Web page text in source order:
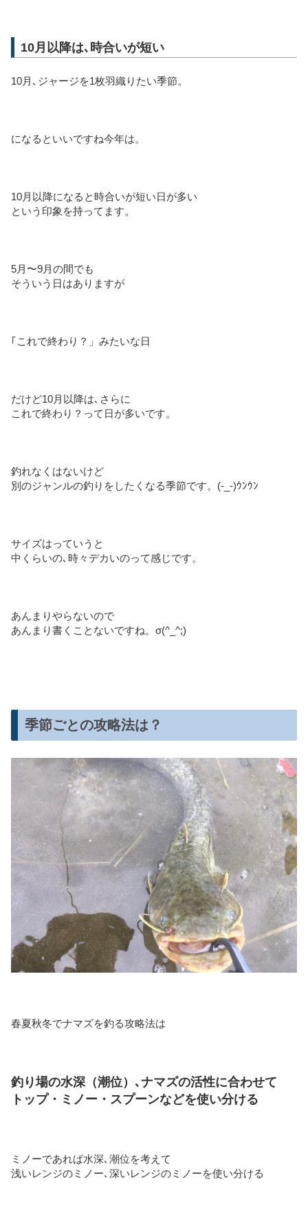
10月以降は､時合いが短い
10月､ジャージを1枚羽織りたい季節。
になるといいですね今年は。
10月以降になると時合いが短い日が多い
という印象を持ってます。
5月〜9月の間でも
そういう日はありますが
｢これで終わり？」みたいな日
だけど10月以降は､さらに
これで終わり？って日が多いです。
釣れなくはないけど
別のジャンルの釣りをしたくなる季節です。(-_-)ｳﾝｳﾝ
サイズはっていうと
中くらいの､時々デカいのって感じです。
あんまりやらないので
あんまり書くことないですね。σ(^_^;)
季節ごとの攻略法は？
春夏秋冬でナマズを釣る攻略法は
釣り場の水深（潮位）､ナマズの活性に合わせて
トップ・ミノー・スプーンなどを使い分ける
ミノーであれば水深､潮位を考えて
浅いレンジのミノー､深いレンジのミノーを使い分ける